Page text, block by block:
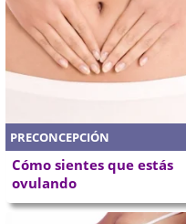
PRECONCEPCIÓN
Cómo sientes que estás
ovulando